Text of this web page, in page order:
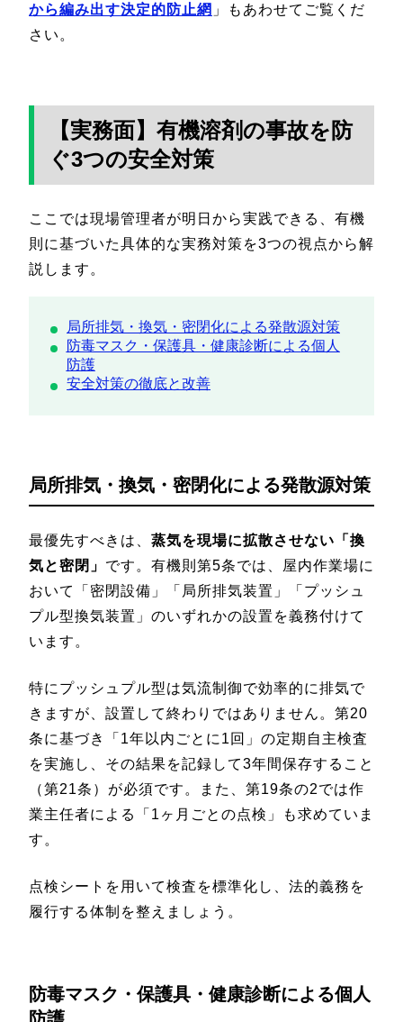
から編み出す決定的防止網 」もあわせてご覧くだ
さい。
【実務面】有機溶剤の事故を防
ぐ3つの安全対策
ここでは現場管理者が明日から実践できる、有機
則に基づいた具体的な実務対策を3つの視点から解
説します。
局所排気・換気・密閉化による発散源対策
防毒マスク・保護具・健康診断による個人
防護
安全対策の徹底と改善
局所排気・換気・密閉化による発散源対策
最優先すべきは、 蒸気を現場に拡散させない「換
気と密閉」 です。有機則第5条では、屋内作業場に
おいて「密閉設備」「局所排気装置」「プッシュ
プル型換気装置」のいずれかの設置を義務付けて
います。
特にプッシュプル型は気流制御で効率的に排気で
きますが、設置して終わりではありません。第20
条に基づき「1年以内ごとに1回」の定期自主検査
を実施し、その結果を記録して3年間保存すること
（第21条）が必須です。また、第19条の2では作
業主任者による「1ヶ月ごとの点検」も求めていま
す。
点検シートを用いて検査を標準化し、法的義務を
履行する体制を整えましょう。
防毒マスク・保護具・健康診断による個人